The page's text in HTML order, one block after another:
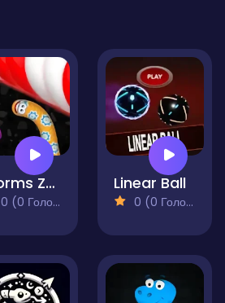
Worms Zone
0 (0 Голосів)
Linear Ball
0 (0 Голосів)